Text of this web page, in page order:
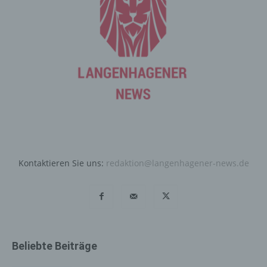
Kontaktieren Sie uns: redaktion@langenhagener-news.de
Beliebte Beiträge
entsprechenden Einstellung des genutzten
Internetbrowsers verhindern und damit der Setzung von
Cookies dauerhaft widersprechen. Ferner können
bereits gesetzte Cookies jederzeit über einen
gelöscht werden. Dies ist in allen gängigen
Internetbrowsern möglich. Deaktiviert die betroffene
Person die Setzung von Cookies in dem genutzten
Erfassung von allgemeinen Daten
Die Internetseite erfasst mit jedem Aufruf der
Informationen werden in den Logfiles des Servers